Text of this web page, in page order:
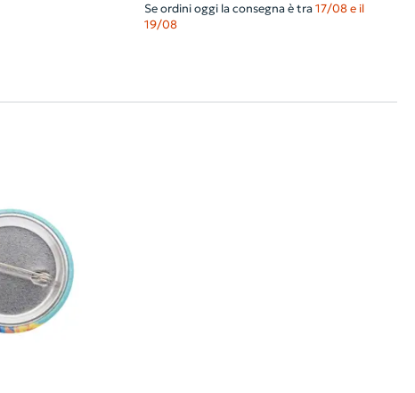
Se ordini oggi la consegna è tra 17/08 e il
19/08